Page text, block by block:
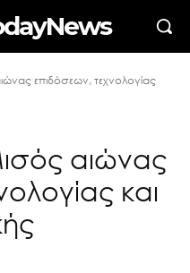
επιδόσεων, τεχνολογίας
αιώνας
και